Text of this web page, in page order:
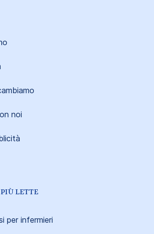
noi
LETTE
per infermieri